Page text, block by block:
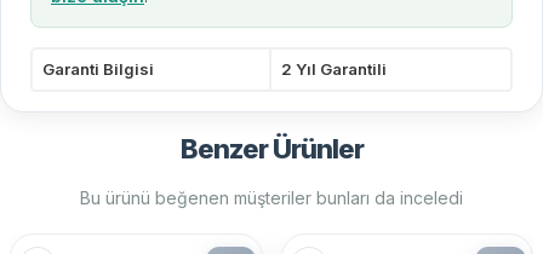
Garanti Bilgisi 2 Yıl Garantili
Benzer Ürünler
Bu ürünü beğenen müşteriler bunları da inceledi